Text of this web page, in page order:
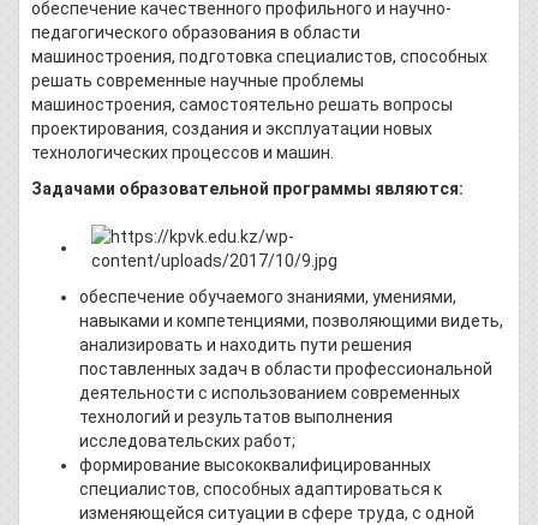
обеспечение качественного профильного и научно-
педагогического образования в области
машиностроения, подготовка специалистов, способных
решать современные научные проблемы
машиностроения, самостоятельно решать вопросы
проектирования, создания и эксплуатации новых
технологических процессов и машин.
Задачами образовательной программы являются:
обеспечение обучаемого знаниями, умениями,
навыками и компетенциями, позволяющими видеть,
анализировать и находить пути решения
поставленных задач в области профессиональной
деятельности с использованием современных
технологий и результатов выполнения
исследовательских работ;
формирование высококвалифицированных
специалистов, способных адаптироваться к
изменяющейся ситуации в сфере труда, с одной